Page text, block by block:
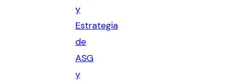
y
Estrategia
de
ASG
y